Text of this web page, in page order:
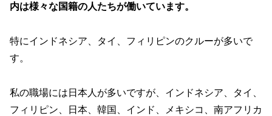
内は様々な国籍の人たちが働いています。
特にインドネシア、タイ、フィリピンのクルーが多いで
す。
私の職場には日本人が多いですが、インドネシア、タイ、
フィリピン、日本、韓国、インド、メキシコ、南アフリカ